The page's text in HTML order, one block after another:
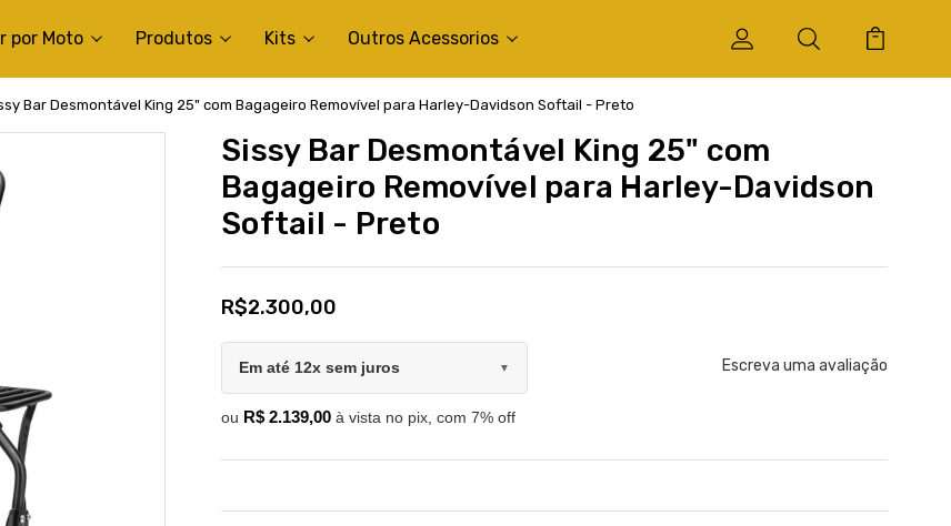
por Moto Produtos Kits Outros Acessorios
Bar Desmontável King 25" com Bagageiro Removível para Harley-Davidson Softail - Preto
Sissy Bar Desmontável King 25" com
Bagageiro Removível para Harley-Davidson
Softail - Preto
R$2.300,00
Em até 12x sem juros ▼
ou R$ 2.139,00 à vista no pix, com 7% off
Escreva uma avaliação